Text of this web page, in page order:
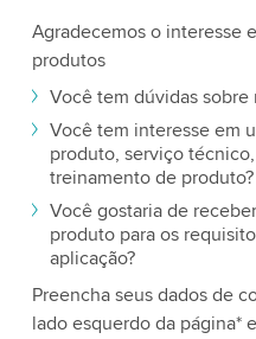
Agradecemos o interesse
produtos
Você tem dúvidas sobre
Você tem interesse em
produto, serviço
treinamento de produto?
Você gostaria de
produto para os
aplicação?
Preencha seus dados de
lado esquerdo da página*